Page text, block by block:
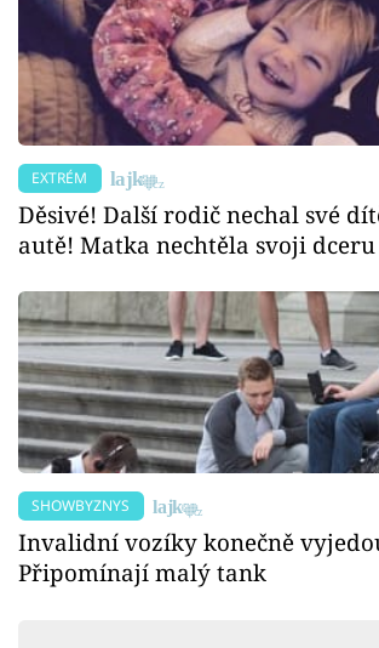
Sledujte nás
EXTRÉM
Děsivé! Další rodič nechal své
autě! Matka nechtěla svoji
SHOWBYZNYS
Invalidní vozíky konečně
Připomínají malý tank